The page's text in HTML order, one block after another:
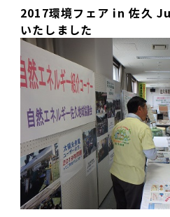
2017環境フェア in 佐久
いたしました